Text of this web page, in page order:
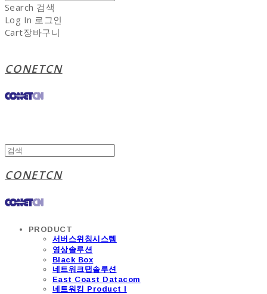
Search 검색
Log In 로그인
Cart장바구니
CONETCN
CONETCN
PRODUCT
서버스위칭시스템
영상솔루션
Black Box
네트워크탭솔루션
East Coast Datacom
네트워킹 Product I